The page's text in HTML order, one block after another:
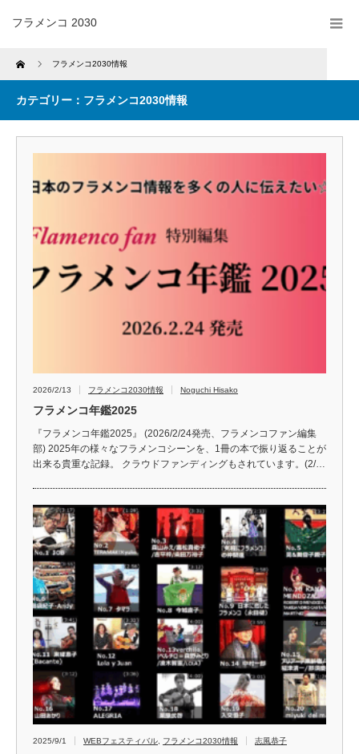
フラメンコ 2030
Home フラメンコ2030情報
カテゴリー：フラメンコ2030情報
2026/2/13 フラメンコ2030情報 Noguchi Hisako
フラメンコ年鑑2025
『フラメンコ年鑑2025』 (2026/2/24発売、フラメンコファン編集
部) 2025年の様々なフラメンコシーンを、1冊の本で振り返ることが
出来る貴重な記録。 クラウドファンディングもされています。(2/…
2025/9/1 WEBフェスティバル フラメンコ2030情報 志風恭子